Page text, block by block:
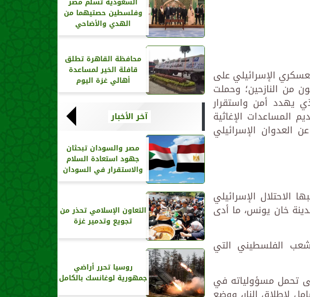
الإسرائيلي على
من النازحين؛ وحملت
يهدد أمن واستقرار
المساعدات الإغاثية
العدوان الإسرائيلي
الاحتلال الإسرائيلي
خان يونس، ما أدى
الفلسطيني التي
تحمل مسؤولياته في
وفلسطين حصتيهما من
الهدي والأضاحي
محافظة القاهرة تطلق
قافلة الخير لمساعدة
أهالي غزة اليوم
آخر الأخبار
مصر والسودان تبحثان
جهود استعادة السلام
والاستقرار في السودان
التعاون الإسلامي تحذر من
تجويع وتدمير غزة
روسيا تحرر أراضي
جمهورية لوغانسك بالكامل